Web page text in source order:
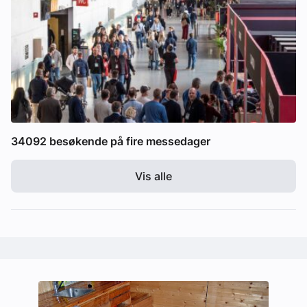
34092 besøkende på fire messedager
Vis alle